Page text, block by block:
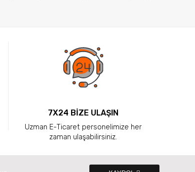
7X24 BİZE ULAŞIN
Uzman E-Ticaret personelimize her
zaman ulaşabilirsiniz.